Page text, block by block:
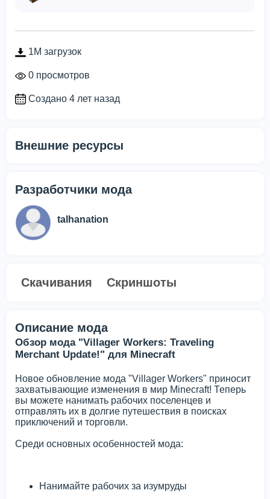
1M загрузок
0 просмотров
Создано 4 лет назад
Внешние ресурсы
Разработчики мода
talhanation
Скачивания Скриншоты
Описание мода
Обзор мода "Villager Workers: Traveling
Merchant Update!" для Minecraft
Новое обновление мода "Villager Workers" приносит
захватывающие изменения в мир Minecraft! Теперь
вы можете нанимать рабочих поселенцев и
отправлять их в долгие путешествия в поисках
приключений и торговли.
Среди основных особенностей мода:
Нанимайте рабочих за изумруды